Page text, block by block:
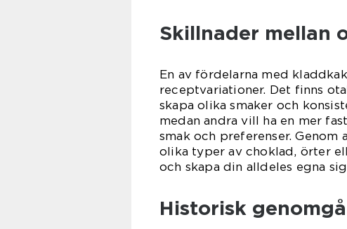
Skillnader mellan
En av fördelarna med
receptvariationer. Det finns
skapa olika smaker och
medan andra vill ha en mer
smak och preferenser.
olika typer av choklad, örter
och skapa din alldeles egna
Historisk